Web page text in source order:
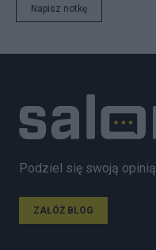
Napisz notkę
Podziel się swoją opinią
ZAŁÓŻ BLOG